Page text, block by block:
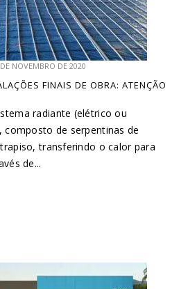
NOVEMBRO DE 2020
FINAIS DE OBRA: ATENÇÃO
radiante (elétrico ou
composto de serpentinas de
transferindo o calor para
de...